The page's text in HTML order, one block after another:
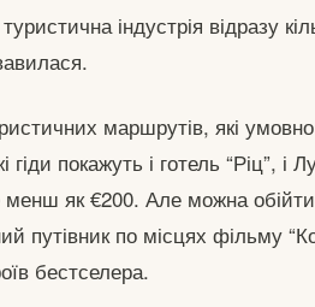
індустрія відразу
маршрутів, які
покажуть і готель “Ріц”, і
менш як €200. Але можна
путівник по місцях фільму
бестселера.